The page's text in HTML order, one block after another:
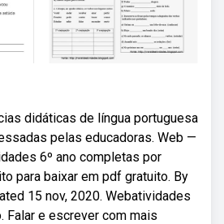
didáticas de língua portuguesa
pelas educadoras. Web —
6º ano completas por
para baixar em pdf gratuito. By
15 nov, 2020. Webatividades
Falar e escrever com mais